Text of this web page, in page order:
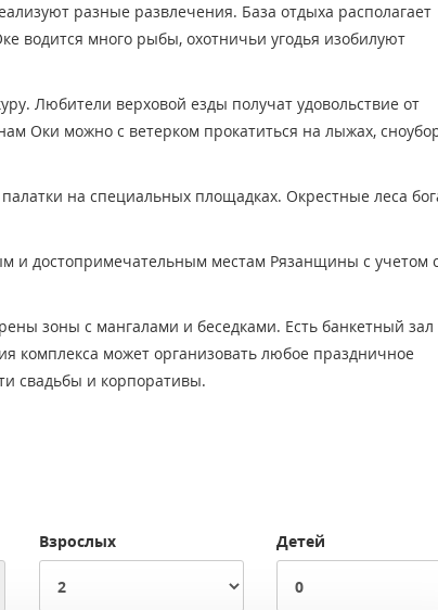
разные развлечения. База отдыха располагает
водится много рыбы, охотничьи угодья изобилуют
Любители верховой езды получат удовольствие от
Оки можно с ветерком прокатиться на лыжах,
на специальных площадках. Окрестные леса
и достопримечательным местам Рязанщины с учетом
зоны с мангалами и беседками. Есть банкетный зал
комплекса может организовать любое праздничное
свадьбы и корпоративы.
Взрослых Детей